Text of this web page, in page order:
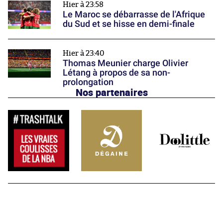
Hier à 23:58
Le Maroc se débarrasse de l'Afrique
du Sud et se hisse en demi-finale
Hier à 23:40
Thomas Meunier charge Olivier
Létang à propos de sa non-
prolongation
Nos partenaires